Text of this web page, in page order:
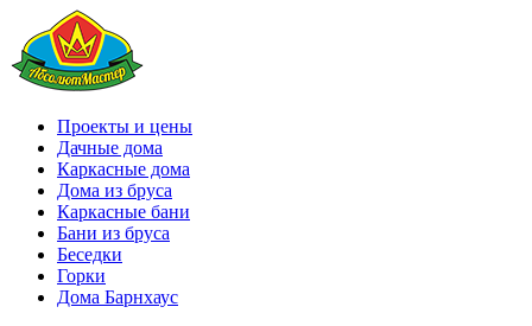
Проекты и цены
Дачные дома
Каркасные дома
Дома из бруса
Каркасные бани
Бани из бруса
Беседки
Горки
Дома Барнхаус